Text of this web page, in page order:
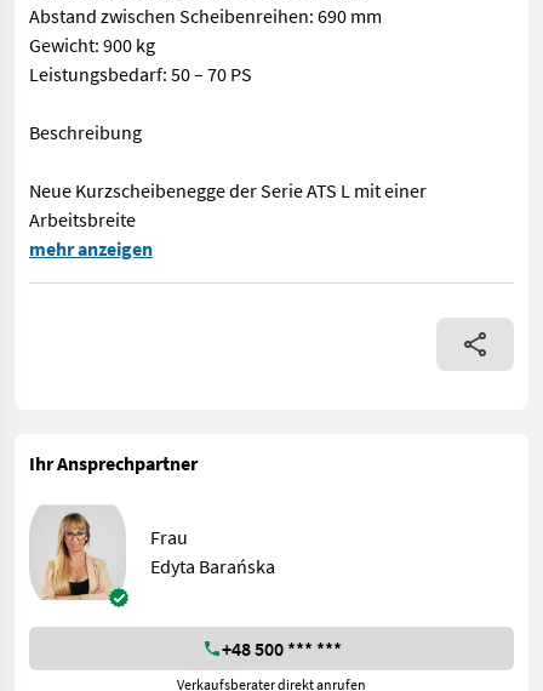
Abstand zwischen Scheibenreihen: 690 mm
Gewicht: 900 kg
Leistungsbedarf: 50 – 70 PS
Beschreibung
Neue Kurzscheibenegge der Serie ATS L mit einer
Arbeitsbreite
Gegenstand des Angebots Kurzscheibenegge ATS L 2.2
mehr anzeigen
Ihr Ansprechpartner
Frau
Edyta Barańska
+48 500 *** ***
Verkaufsberater direkt anrufen